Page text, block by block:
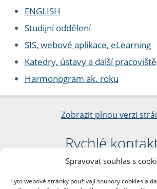
Spravovat souhlas s
Tyto webové stránky používají soubory cookies a
ENGLISH
Studijní oddělení
SIS, webové aplikace, eLearning
Katedry, ústavy a další pracoviště
Harmonogram ak. roku
Zobrazit plnou verzi
Rychlé
Filozofická fakulta
nám. Jana Palacha 1/2